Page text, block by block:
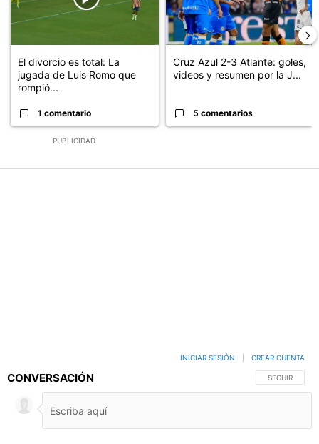
PUBLICIDAD
El divorcio es total: La
jugada de Luis Romo que
rompió...
1 comentario
Cruz Azul 2-3 Atlante: goles,
videos y resumen por la J...
5 comentarios
CONVERSACIÓN SIGA ESTA
SEGUIR
INICIAR SESIÓN CREAR CUENTA